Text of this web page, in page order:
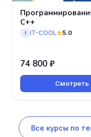
C++
I IT-COOL 5.0
74 800 ₽
Смотреть
Все курсы по